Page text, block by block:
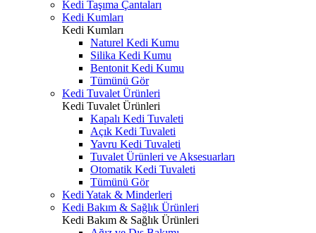
Kedi Taşıma Çantaları
Kedi Kumları
Kedi Kumları
Naturel Kedi Kumu
Silika Kedi Kumu
Bentonit Kedi Kumu
Tümünü Gör
Kedi Tuvalet Ürünleri
Kedi Tuvalet Ürünleri
Kapalı Kedi Tuvaleti
Açık Kedi Tuvaleti
Yavru Kedi Tuvaleti
Tuvalet Ürünleri ve Aksesuarları
Otomatik Kedi Tuvaleti
Tümünü Gör
Kedi Yatak & Minderleri
Kedi Bakım & Sağlık Ürünleri
Kedi Bakım & Sağlık Ürünleri